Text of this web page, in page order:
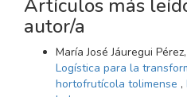
Artículos más
autor/a
María José Jáuregui
Logística para la
hortofrutícola tolimense ,